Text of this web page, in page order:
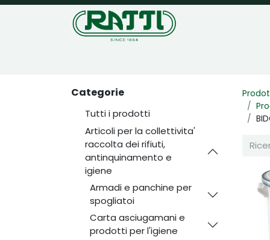
Categorie
Tutti i prodotti
Articoli per la collettivita'
raccolta dei rifiuti,
antinquinamento e
igiene
Armadi e panchine per
spogliatoi
Carta asciugamani e
prodotti per l'igiene